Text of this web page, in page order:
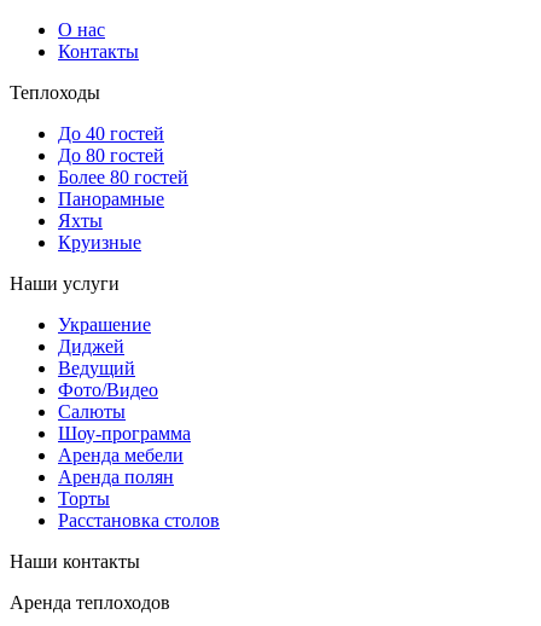
О нас
Контакты
Теплоходы
До 40 гостей
До 80 гостей
Более 80 гостей
Панорамные
Яхты
Круизные
Наши услуги
Украшение
Диджей
Ведущий
Фото/Видео
Салюты
Шоу-программа
Аренда мебели
Аренда полян
Торты
Расстановка столов
Наши контакты
Аренда теплоходов